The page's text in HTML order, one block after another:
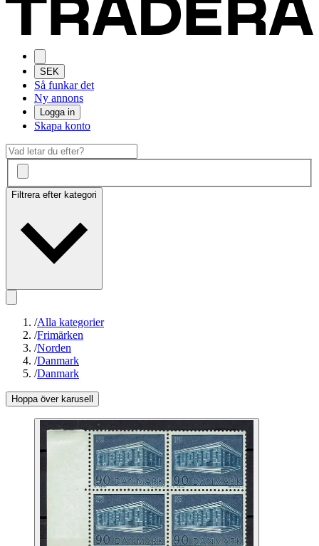
SEK
Så funkar det
Ny annons
Logga in
Skapa konto
Filtrera efter kategori
/Alla kategorier
/Frimärken
/Norden
/Danmark
/Danmark
Hoppa över karusell